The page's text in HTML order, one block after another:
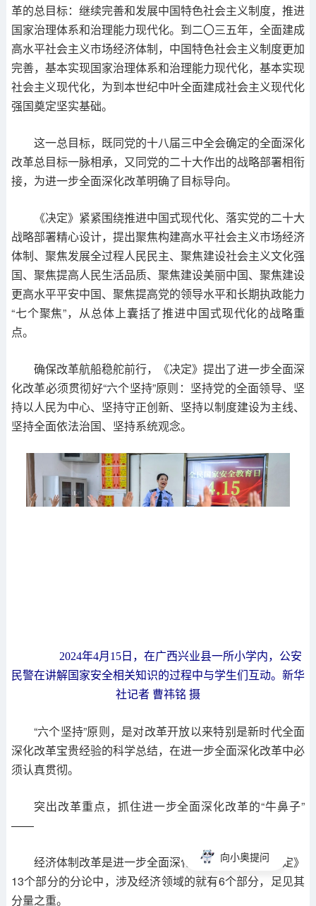
革的总目标：继续完善和发展中国特色社会主义制度，推进
国家治理体系和治理能力现代化。到二〇三五年，全面建成
高水平社会主义市场经济体制，中国特色社会主义制度更加
完善，基本实现国家治理体系和治理能力现代化，基本实现
社会主义现代化，为到本世纪中叶全面建成社会主义现代化
强国奠定坚实基础。
这一总目标，既同党的十八届三中全会确定的全面深化
改革总目标一脉相承，又同党的二十大作出的战略部署相衔
接，为进一步全面深化改革明确了目标导向。
《决定》紧紧围绕推进中国式现代化、落实党的二十大
战略部署精心设计，提出聚焦构建高水平社会主义市场经济
体制、聚焦发展全过程人民民主、聚焦建设社会主义文化强
国、聚焦提高人民生活品质、聚焦建设美丽中国、聚焦建设
更高水平平安中国、聚焦提高党的领导水平和长期执政能力
“七个聚焦”，从总体上囊括了推进中国式现代化的战略重
点。
确保改革航船稳舵前行，《决定》提出了进一步全面深
化改革必须贯彻好“六个坚持”原则：坚持党的全面领导、坚
持以人民为中心、坚持守正创新、坚持以制度建设为主线、
坚持全面依法治国、坚持系统观念。
2024年4月15日，在广西兴业县一所小学内，公安
民警在讲解国家安全相关知识的过程中与学生们互动。新华
社记者 曹祎铭 摄
“六个坚持”原则，是对改革开放以来特别是新时代全面
深化改革宝贵经验的科学总结，在进一步全面深化改革中必
须认真贯彻。
突出改革重点，抓住进一步全面深化改革的“牛鼻子”
——
经济体制改革是进一步全面深化改革的牵引。《决定》
13个部分的分论中，涉及经济领域的就有6个部分，足见其
分量之重。
向小奥提问